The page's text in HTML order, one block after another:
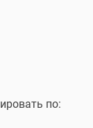
по: